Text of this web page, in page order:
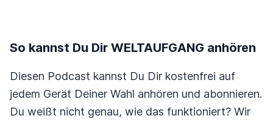
So kannst Du Dir WELTAUFGANG anhören
Diesen Podcast kannst Du Dir kostenfrei auf
jedem Gerät Deiner Wahl anhören und abonnieren.
Du weißt nicht genau, wie das funktioniert? Wir